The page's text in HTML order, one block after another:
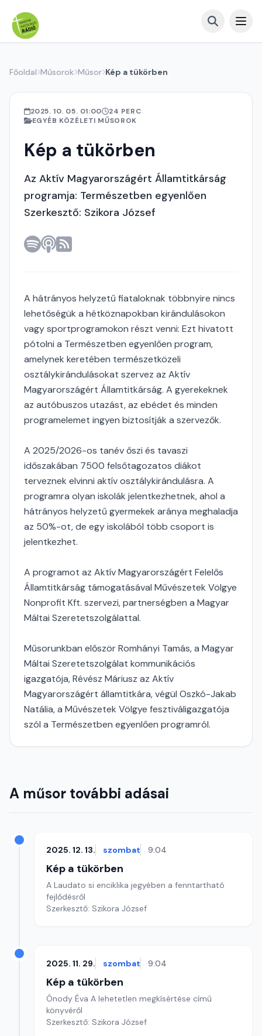
Főoldal Műsorok Műsor Kép a tükörben
2025. 10. 05. 01:00
24 PERC
EGYÉB KÖZÉLETI MŰSOROK
Kép a tükörben
Az Aktív Magyarországért Államtitkárság
programja: Természetben egyenlően
Szerkesztő: Szikora József
A hátrányos helyzetű fiataloknak többnyire nincs
lehetőségük a hétköznapokban kirándulásokon
vagy sportprogramokon részt venni: Ezt hivatott
pótolni a Természetben egyenlően program,
amelynek keretében természetközeli
osztálykirándulásokat szervez az Aktív
Magyarországért Államtitkárság. A gyerekeknek
az autóbuszos utazást, az ebédet és minden
programelemet ingyen biztosítják a szervezők.
A 2025/2026-os tanév őszi és tavaszi
időszakában 7500 felsőtagozatos diákot
terveznek elvinni aktív osztálykirándulásra. A
programra olyan iskolák jelentkezhetnek, ahol a
hátrányos helyzetű gyermekek aránya meghaladja
az 50%-ot, de egy iskolából több csoport is
jelentkezhet.
A programot az Aktív Magyarországért Felelős
Államtitkárság támogatásával Művészetek Völgye
Nonprofit Kft. szervezi, partnerségben a Magyar
Máltai Szeretetszolgálattal.
Műsorunkban először Romhányi Tamás, a Magyar
Máltai Szeretetszolgálat kommunikációs
igazgatója, Révész Máriusz az Aktív
Magyarországért államtitkára, végül Oszkó-Jakab
Natália, a Művészetek Völgye fesztiváligazgatója
szól a Természetben egyenlően programról.
A műsor további adásai
2025. 12. 13. szombat 9:04
Kép a tükörben
A Laudato si enciklika jegyében a fenntartható
fejlődésről
Szerkesztő: Szikora József
2025. 11. 29. szombat 9:04
Kép a tükörben
Ónody Éva A lehetetlen megkísértése című
könyvéről
Szerkesztő: Szikora József